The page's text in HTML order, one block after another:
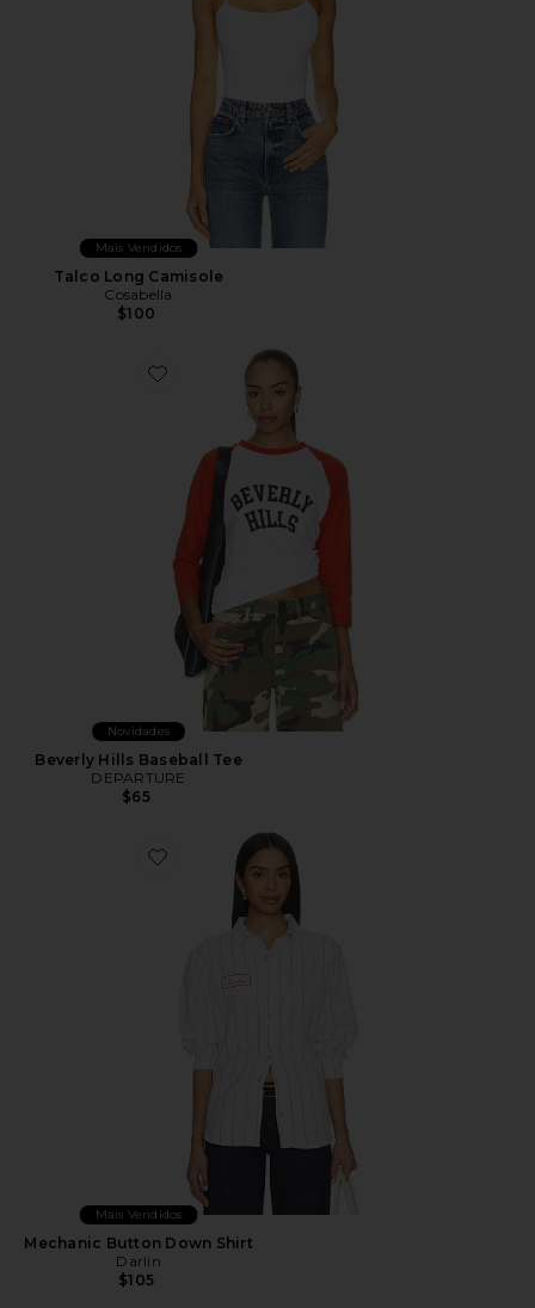
Mais Vendidos
Talco Long Camisole
Cosabella
$100
Favorite Beverly Hills Baseball Tee
Novidades
Beverly Hills Baseball Tee
DEPARTURE
$65
Favorite Mechanic Button Down Shirt
Mais Vendidos
Mechanic Button Down Shirt
Darlin
$105